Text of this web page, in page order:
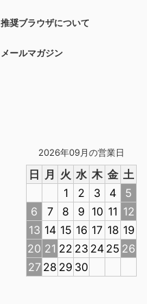
2026年09月の営業日
日 月 火 水 木 金 土
1
2 3 4
5
6
7 8 9 10 11 12
13 14 15 16 17 18 19
20 21 22 23 24 25 26
27 28 29 30
推奨ブラウザについて
メールマガジン